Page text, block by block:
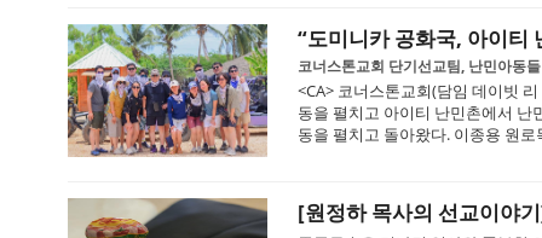
“도미니카 공화국, 아이티
코너스톤교회 단기선교팀, 난민아동
<CA> 코너스톤교회(담임 데이빗
동을 펼치고 아이티 난민촌에서 난
동을 펼치고 돌아왔다. 이종용 원
[원정하 목사의 선교이야